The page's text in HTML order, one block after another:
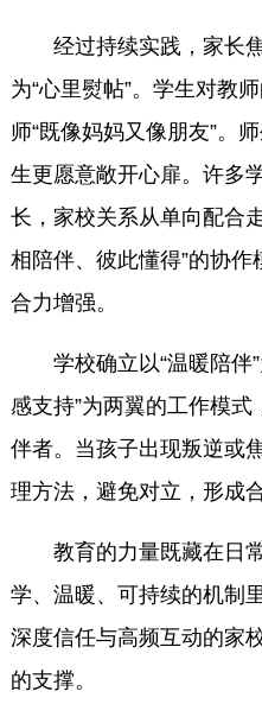
经过持续实践，家长焦
为“心里熨帖”。学生对教
师“既像妈妈又像朋友”。
生更愿意敞开心扉。许多
长，家校关系从单向配合
相陪伴、彼此懂得”的协
合力增强。
学校确立以“温暖陪伴”
感支持”为两翼的工作模
伴者。当孩子出现叛逆或
理方法，避免对立，形成合
教育的力量既藏在日常
学、温暖、可持续的机制
深度信任与高频互动的家
的支撑。